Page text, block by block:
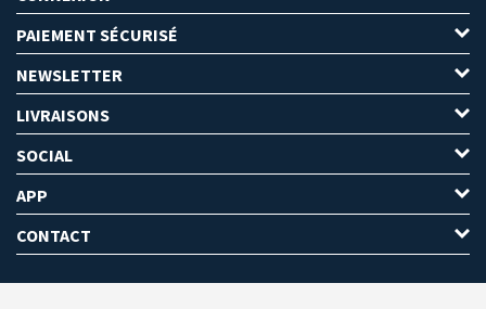
PAIEMENT SÉCURISÉ
NEWSLETTER
LIVRAISONS
SOCIAL
APP
CONTACT